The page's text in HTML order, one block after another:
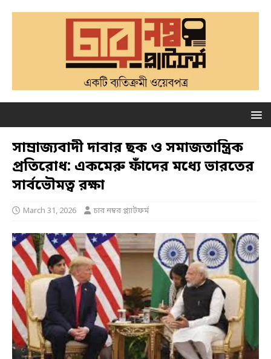
সাম্রাজ্যবাদী দাবার ছক ও সমাজতান্ত্রিক
প্রতিরোধ: একমেরু ফাঁদের মধ্যে ভারতের
সার্বভৌমত্ব রক্ষা
March 31, 2026 চার নম্বর প্ল্যাটফর্ম